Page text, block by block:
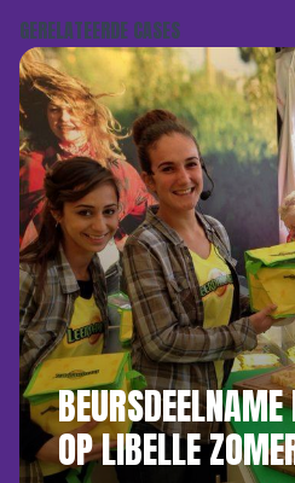
GERELATEERDE CASES
OP LIBELLE